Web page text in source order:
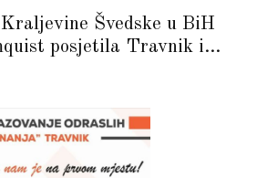
Švedske u BiH
posjetila Travnik i...